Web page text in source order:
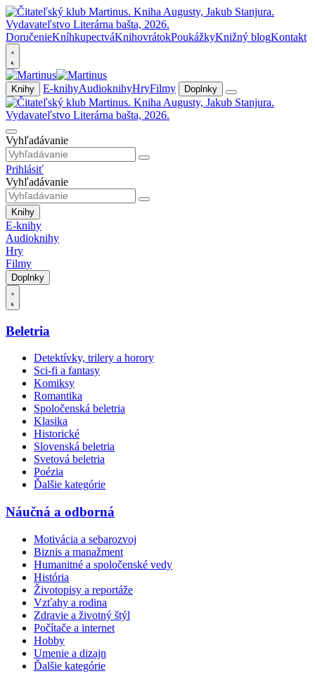
DoručenieKníhkupectváKnihovrátokPoukážkyKnižný blogKontakt
Knihy E-knihyAudioknihyHryFilmy Doplnky
Vyhľadávanie
Prihlásiť
Vyhľadávanie
Knihy
E-knihy
Audioknihy
Hry
Filmy
Doplnky
Beletria
Detektívky, trilery a horory
Sci-fi a fantasy
Komiksy
Romantika
Spoločenská beletria
Klasika
Historické
Slovenská beletria
Svetová beletria
Poézia
Ďalšie kategórie
Náučná a odborná
Motivácia a sebarozvoj
Biznis a manažment
Humanitné a spoločenské vedy
História
Životopisy a reportáže
Vzťahy a rodina
Zdravie a životný štýl
Počítače a internet
Hobby
Umenie a dizajn
Ďalšie kategórie